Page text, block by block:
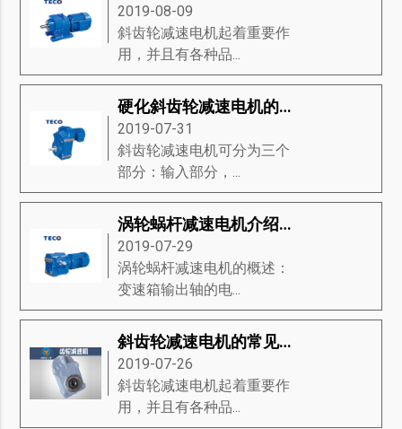
2019-08-09
斜齿轮减速电机起着重要作
用，并且有各种品...
硬化斜齿轮减速电机的传动与特点
2019-07-31
斜齿轮减速电机可分为三个
部分：输入部分，...
涡轮蜗杆减速电机介绍-涡轮蜗杆减速电机的特征、产品规格、接线方法等知识详解
2019-07-29
涡轮蜗杆减速电机的概述：
变速箱输出轴的电...
斜齿轮减速电机的常见问题是什么？
2019-07-26
斜齿轮减速电机起着重要作
用，并且有各种品...